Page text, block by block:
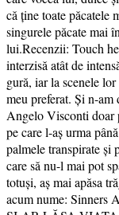
că ține toate păcatele
singurele păcate mai
lui.Recenzii: Touch
interzisă atât de
gură, iar la scenele
meu preferat. Și n-am
Angelo Visconti doar
pe care l-aș urma
palmele transpirate și
care să nu-l mai pot
totuși, aș mai apăsa
acum nume: